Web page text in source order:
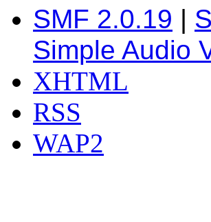
SMF 2.0.19 |
Simple Audio
XHTML
RSS
WAP2